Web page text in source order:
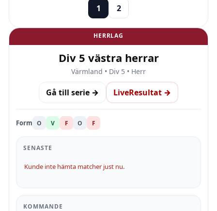
1 2
HERRLAG
Div 5 västra herrar
Värmland • Div 5 • Herr
Gå till serie → LiveResultat →
Form O V F O F
SENASTE
Kunde inte hämta matcher just nu.
KOMMANDE